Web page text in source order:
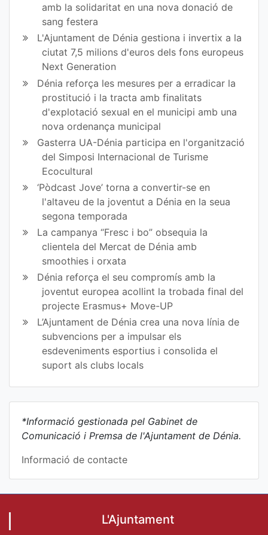
amb la solidaritat en una nova donació de
sang festera
L'Ajuntament de Dénia gestiona i invertix a la
ciutat 7,5 milions d'euros dels fons europeus
Next Generation
Dénia reforça les mesures per a erradicar la
prostitució i la tracta amb finalitats
d'explotació sexual en el municipi amb una
nova ordenança municipal
Gasterra UA-Dénia participa en l'organització
del Simposi Internacional de Turisme
Ecocultural
‘Pòdcast Jove’ torna a convertir-se en
l'altaveu de la joventut a Dénia en la seua
segona temporada
La campanya “Fresc i bo” obsequia la
clientela del Mercat de Dénia amb
smoothies i orxata
Dénia reforça el seu compromís amb la
joventut europea acollint la trobada final del
projecte Erasmus+ Move-UP
L’Ajuntament de Dénia crea una nova línia de
subvencions per a impulsar els
esdeveniments esportius i consolida el
suport als clubs locals
*Informació gestionada pel Gabinet de
Comunicació i Premsa de l'Ajuntament de Dénia.
Informació de contacte
L'Ajuntament